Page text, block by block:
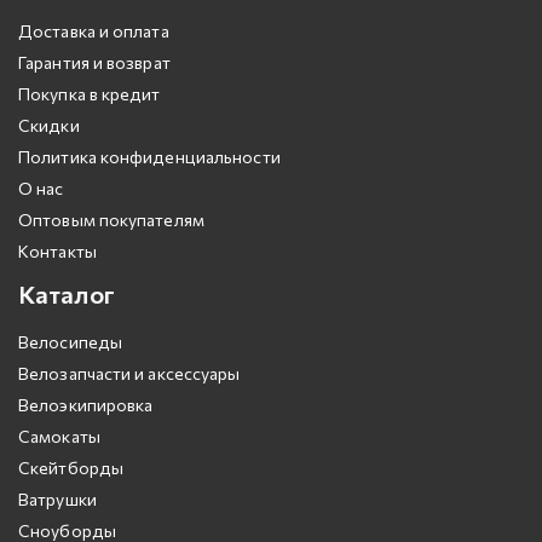
Доставка и оплата
Гарантия и возврат
Покупка в кредит
Скидки
Политика конфиденциальности
О нас
Оптовым покупателям
Контакты
Каталог
Велосипеды
Велозапчасти и аксессуары
Велоэкипировка
Самокаты
Скейтборды
Ватрушки
Сноуборды